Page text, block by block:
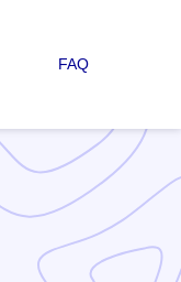
FAQ